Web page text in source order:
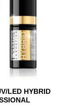
LED HYBRID